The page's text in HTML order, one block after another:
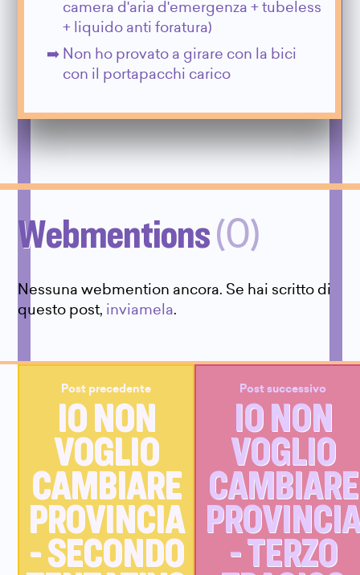
camera d'aria d'emergenza + tubeless
+ liquido anti foratura)
Non ho provato a girare con la bici
con il portapacchi carico
Webmentions(0)
Nessuna webmention ancora. Se hai scritto di
questo post, inviamela.
Post precedente
IO NON
VOGLIO
CAMBIARE
PROVINCIA
- SECONDO
Post successivo
IO NON
VOGLIO
CAMBIARE
- TERZO